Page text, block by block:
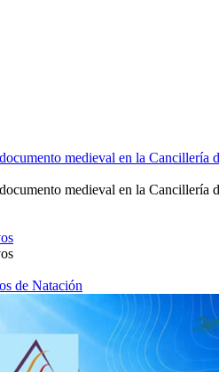
medieval en la Cancillería
medieval en la Cancillería
de Natación